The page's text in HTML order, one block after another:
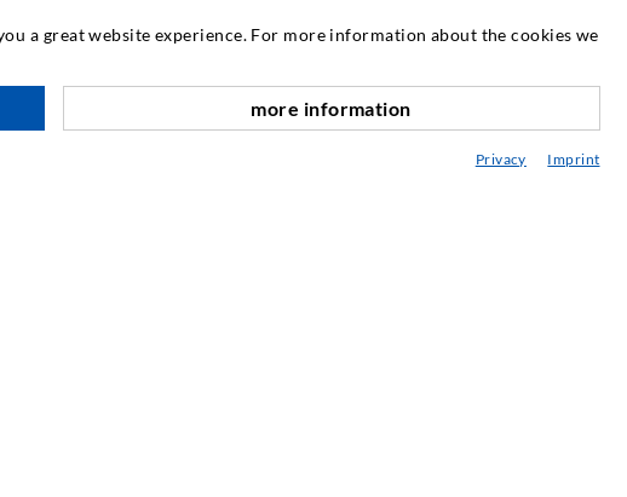
СЕРВИС
Медиатека
Консультация / Планирование / Исполнение
a great website experience. For more information about the cookies we
more information
Privacy Imprint